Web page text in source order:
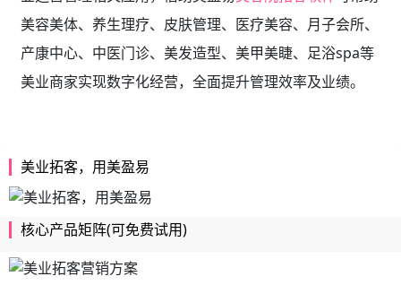
美容美体、养生理疗、皮肤管理、医疗美容、月子会所、
产康中心、中医门诊、美发造型、美甲美睫、足浴spa等
美业商家实现数字化经营，全面提升管理效率及业绩。
美业拓客，用美盈易
核心产品矩阵(可免费试用)